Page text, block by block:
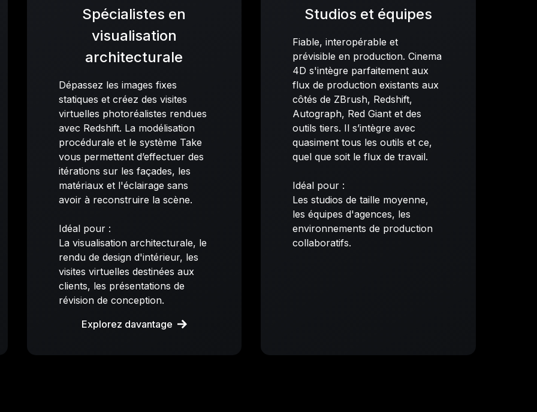
Spécialistes en
visualisation
architecturale
Dépassez les images fixes
statiques et créez des visites
virtuelles photoréalistes rendues
avec Redshift. La modélisation
procédurale et le système Take
vous permettent d’effectuer des
itérations sur les façades, les
matériaux et l'éclairage sans
avoir à reconstruire la scène.
Idéal pour :
La visualisation architecturale, le
rendu de design d'intérieur, les
visites virtuelles destinées aux
clients, les présentations de
révision de conception.
Explorez davantage
Studios et équipes
Fiable, interopérable et
prévisible en production. Cinema
4D s'intègre parfaitement aux
flux de production existants aux
côtés de ZBrush, Redshift,
Autograph, Red Giant et des
outils tiers. Il s’intègre avec
quasiment tous les outils et ce,
quel que soit le flux de travail.
Idéal pour :
Les studios de taille moyenne,
les équipes d'agences, les
environnements de production
collaboratifs.